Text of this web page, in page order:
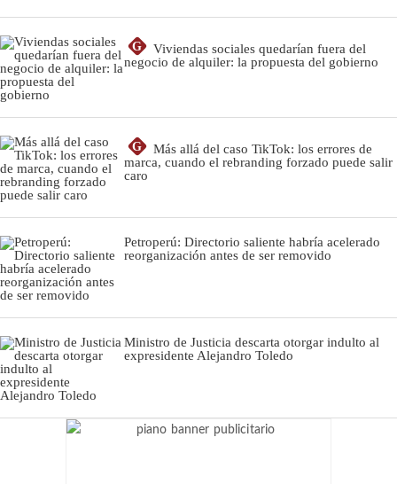
G
Viviendas sociales quedarían fuera del
negocio de alquiler: la propuesta del gobierno
G
Más allá del caso TikTok: los errores de
marca, cuando el rebranding forzado puede salir
caro
Petroperú: Directorio saliente habría acelerado
reorganización antes de ser removido
Ministro de Justicia descarta otorgar indulto al
expresidente Alejandro Toledo